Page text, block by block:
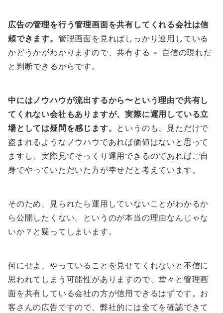
広告の管理を行う管理画面を共有してくれる会社は信
頼できます。 管理画面を見ればしっかり運用している
かどうかがわかりますので、共有する = 自信の現れだ
と判断できるからです。
中にはノウハウが流出するから〜という理由で共有し
てくれない会社もありますが、実際に運用している立
場としては疑問を感じます。 というのも、見ただけで
盗まれるようなノウハウであれば価値はないと思って
ますし、実際見てそっくり運用できるのであればご自
身でやっていただいた方が幸せだと考えています。
そのため、見られたら運用していないことがわかるか
ら公開したくない。というのが本当の理由なんじゃな
いか？と疑ってしまいます。
何にせよ、やっていることを見せてくれないと不信に
思われてしまう可能性がありますので、堂々と管理画
面を共有している会社の方が信用できるはずです。お
客さんの広告ですので、弊社的には全てを確認できて